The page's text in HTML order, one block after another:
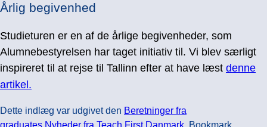
Årlig begivenhed
Studieturen er en af de årlige begivenheder, som
Alumnebestyrelsen har taget initiativ til. Vi blev særligt
inspireret til at rejse til Tallinn efter at have læst denne
artikel.
Dette indlæg var udgivet den Beretninger fra
graduates,Nyheder fra Teach First Danmark. Bookmark